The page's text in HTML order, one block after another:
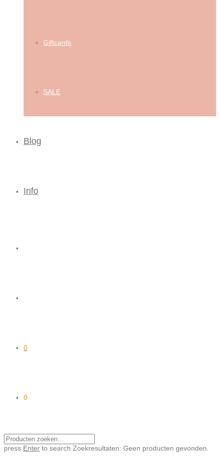
Giftcards
SALE
Blog
Info
0
0
press Enter to search Zoekresultaten: Geen producten gevonden.